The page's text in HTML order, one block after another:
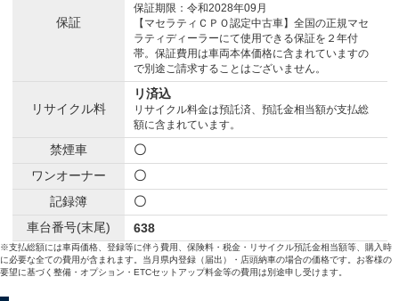
保証
保証期限：令和2028年09月
【マセラティＣＰＯ認定中古車】全国の正規マセ
ラティディーラーにて使用できる保証を２年付
帯。保証費用は車両本体価格に含まれていますの
で別途ご請求することはございません。
リサイクル料
リ済込
リサイクル料金は預託済、預託金相当額が支払総
額に含まれています。
禁煙車
〇
ワンオーナー
〇
記録簿
〇
車台番号(末尾)
638
※支払総額には車両価格、登録等に伴う費用、保険料・税金・リサイクル預託金相当額等、購入時
に必要な全ての費用が含まれます。当月県内登録（届出）・店頭納車の場合の価格です。お客様の
要望に基づく整備・オプション・ETCセットアップ料金等の費用は別途申し受けます。